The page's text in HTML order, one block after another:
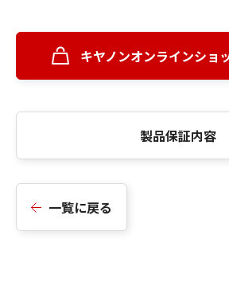
キヤノンオンラインショ
製品保証内容
一覧に戻る